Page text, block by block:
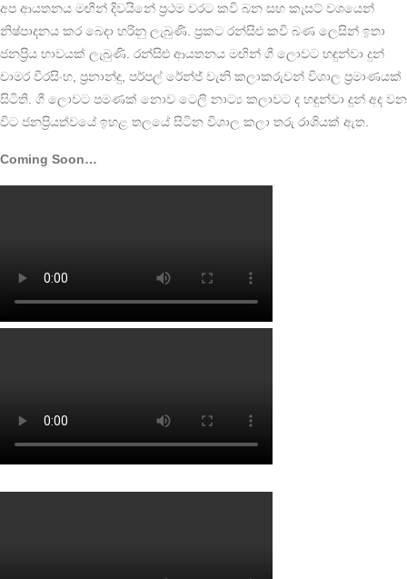
අප ආයතනය මඟින් දිවයිනේ ප්‍රථම වරට කවි බන සහ කැසට් වශයෙන්
නිෂ්පාදනය කර බෙදා හරිනු ලැබුණි. ප්‍රකට රන්සිළු කවි බණ ලෙසින් ඉතා
ජනප්‍රිය භාවයක් ලැබුණි. රන්සිළු ආයතනය මඟින් ගී ලොවට හඳුන්වා දුන්
චාමර වීරසිංහ, ප්‍රනාන්දු, පර්පල් රේන්ජ් වැනි කලාකරුවන් විශාල ප්‍රමාණයක්
සිටිති. ගී ලොවට පමණක් නොව ටෙලි නාට්‍ය කලාවට ද හඳුන්වා දුන් අද වන
විට ජනප්‍රියත්වයේ ඉහළ තලයේ සිටින විශාල කලා තරු රාශියක් ඇත.
Coming Soon…